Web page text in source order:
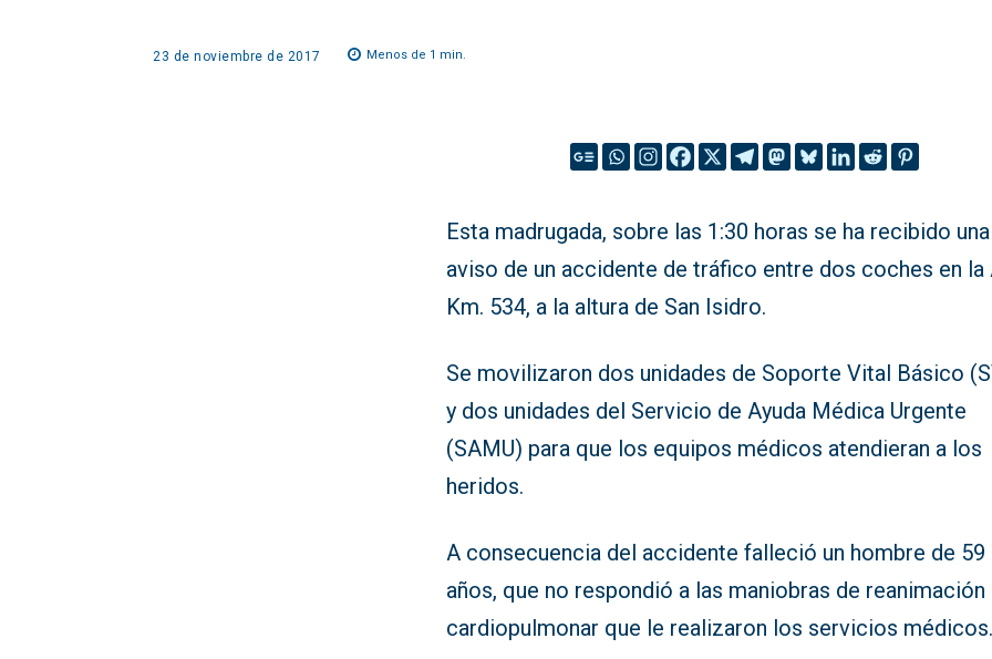
23 de noviembre de 2017 Menos de 1 min.
Esta madrugada, sobre las 1:30 horas se ha recibido una
aviso de un accidente de tráfico entre dos coches en la
Km. 534, a la altura de San Isidro.
Se movilizaron dos unidades de Soporte Vital Básico
y dos unidades del Servicio de Ayuda Médica Urgente
(SAMU) para que los equipos médicos atendieran a los
heridos.
A consecuencia del accidente falleció un hombre de 59
años, que no respondió a las maniobras de reanimación
cardiopulmonar que le realizaron los servicios médicos.